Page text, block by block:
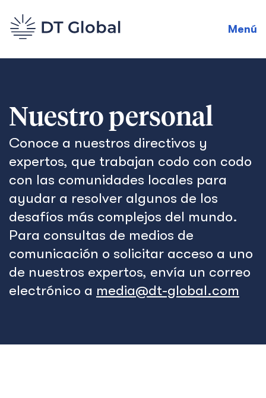
Menú
Nuestro personal
Conoce a nuestros directivos y
expertos, que trabajan codo con codo
con las comunidades locales para
ayudar a resolver algunos de los
desafíos más complejos del mundo.
Para consultas de medios de
comunicación o solicitar acceso a uno
de nuestros expertos, envía un correo
electrónico a media@dt-global.com